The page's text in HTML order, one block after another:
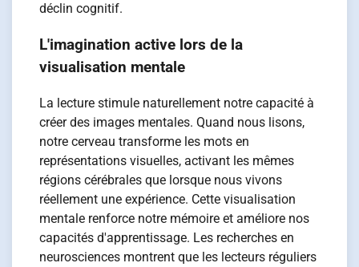
déclin cognitif.
L'imagination active lors de la
visualisation mentale
La lecture stimule naturellement notre capacité à
créer des images mentales. Quand nous lisons,
notre cerveau transforme les mots en
représentations visuelles, activant les mêmes
régions cérébrales que lorsque nous vivons
réellement une expérience. Cette visualisation
mentale renforce notre mémoire et améliore nos
capacités d'apprentissage. Les recherches en
neurosciences montrent que les lecteurs réguliers